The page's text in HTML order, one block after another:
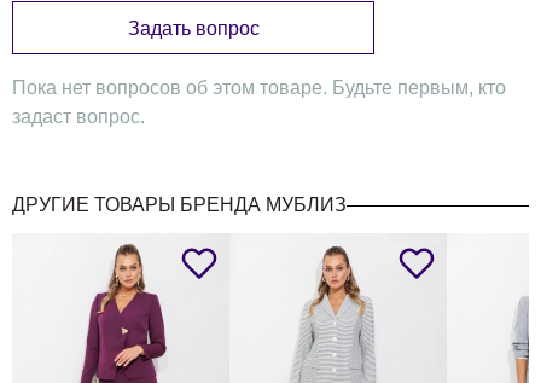
Задать вопрос
Пока нет вопросов об этом товаре. Будьте первым, кто
задаст вопрос.
ДРУГИЕ ТОВАРЫ БРЕНДА МУБЛИЗ